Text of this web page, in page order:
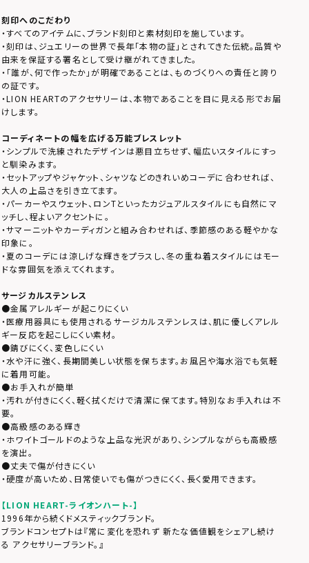
刻印へのこだわり
・すべてのアイテムに、ブランド刻印と素材刻印を施しています。
・刻印は、ジュエリーの世界で長年「本物の証」とされてきた伝統。品質や
由来を保証する署名として受け継がれてきました。
・「誰が、何で作ったか」が明確であることは、ものづくりへの責任と誇り
の証です。
・LION HEARTのアクセサリーは、本物であることを目に見える形でお届
けします。
コーディネートの幅を広げる万能ブレスレット
・シンプルで洗練されたデザインは悪目立ちせず、幅広いスタイルにすっ
と馴染みます。
・セットアップやジャケット、シャツなどのきれいめコーデに合わせれば、
大人の上品さを引き立てます。
・パーカーやスウェット、ロンTといったカジュアルスタイルにも自然にマ
ッチし、程よいアクセントに。
・サマーニットやカーディガンと組み合わせれば、季節感のある軽やかな
印象に。
・夏のコーデには涼しげな輝きをプラスし、冬の重ね着スタイルにはモー
ドな雰囲気を添えてくれます。
サージカルステンレス
●金属アレルギーが起こりにくい
・医療用器具にも使用されるサージカルステンレスは、肌に優しくアレル
ギー反応を起こしにくい素材。
●錆びにくく、変色しにくい
・水や汗に強く、長期間美しい状態を保ちます。お風呂や海水浴でも気軽
に着用可能。
●お手入れが簡単
・汚れが付きにくく、軽く拭くだけで清潔に保てます。特別なお手入れは不
要。
●高級感のある輝き
・ホワイトゴールドのような上品な光沢があり、シンプルながらも高級感
を演出。
●丈夫で傷が付きにくい
・硬度が高いため、日常使いでも傷がつきにくく、長く愛用できます。
【LION HEART-ライオンハート-】
1996年から続くドメスティックブランド。
ブランドコンセプトは『常に変化を恐れず 新たな価値観をシェアし続け
る アクセサリーブランド。』